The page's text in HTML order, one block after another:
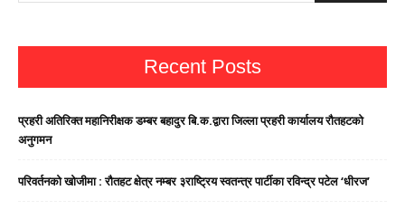
Recent Posts
प्रहरी अतिरिक्त महानिरीक्षक डम्बर बहादुर बि.क.द्वारा जिल्ला प्रहरी कार्यालय रौतहटको
अनुगमन
परिवर्तनको खोजीमा : रौतहट क्षेत्र नम्बर ३राष्ट्रिय स्वतन्त्र पार्टीका रविन्द्र पटेल ‘धीरज’